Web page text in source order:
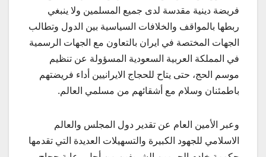
فريضة دينية مقدسة لدى جميع المسلمين ولا ينبغي
ربطها بالمواقف والخلافات السياسية بين الدول وتطالب
الجهات المختصة في ايران بالتعاون مع الجهات الرسمية
في المملكة العربية السعودية المسؤولة عن تنظيم
موسم الحج، حتى يتاح للحجاج الايرانيين أداء فريضتهم
باطمئنان وسلام مع أشقائهم من مسلمي العالم.
وعبر الأمين العام عن تقدير دول المجلس والعالم
الاسلامي للجهود الكبيرة والتسهيلات العديدة التي تقدمها